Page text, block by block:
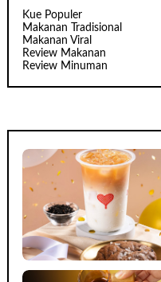
Kue Populer
Makanan Tradisional
Makanan Viral
Review Makanan
Review Minuman